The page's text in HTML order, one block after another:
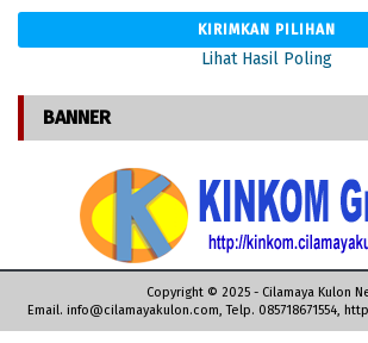
Jozeph Paul Zhang
Sertifikasi Guru
Kabar Duka, Abuya
Jokowi: Saatnya Kita
Siap Cair Pekan
Cilamaya Kulon Zona
Kasus Bintang Emon
Memburu buron
Lihat Hasil Poling
BANNER
Copyright © 2025 - Cilamaya Kulon
Email. info@cilamayakulon.com, Telp. 085718671554,